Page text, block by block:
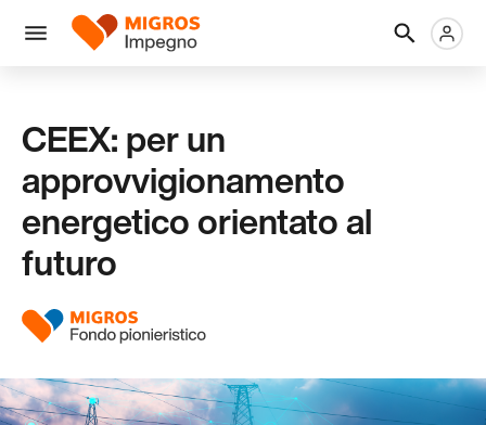
navigazione
Intestazione
Menu
Logo
CEEX: per un
approvvigionamento
energetico orientato al
futuro